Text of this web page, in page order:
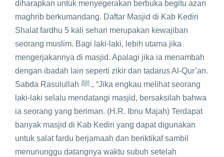
diharapkan untuk menyegerakan berbuka begitu azan
maghrib berkumandang. Daftar Masjid di Kab Kediri
Shalat fardhu 5 kali sehari merupakan kewajiban
seorang muslim. Bagi laki-laki, lebih utama jika
mengerjakannya di masjid. Apalagi jika ia menambah
dengan ibadah lain seperti zikir dan tadarus Al-Qur’an.
Sabda Rasulullah ﷺ., “Jika engkau melihat seorang
laki-laki selalu mendatangi masjid, bersaksilah bahwa
ia seorang yang beriman. (H.R. Ibnu Majah) Terdapat
banyak masjid di Kab Kediri yang dapat digunakan
untuk salat fardu berjamaah dan beriktikaf sambil
menununggu datangnya waktu subuh setelah